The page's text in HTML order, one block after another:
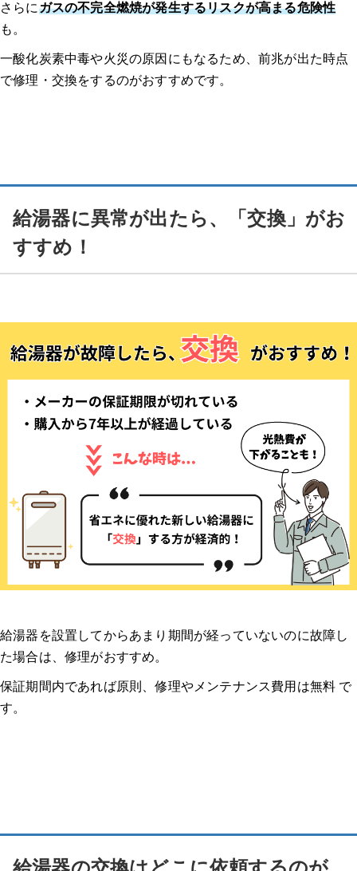
さらにガスの不完全燃焼が発生するリスクが高まる危険性
も。
一酸化炭素中毒や火災の原因にもなるため、前兆が出た時点
で修理・交換をするのがおすすめです。
給湯器に異常が出たら、「交換」がお
すすめ！
給湯器を設置してからあまり期間が経っていないのに故障し
た場合は、修理がおすすめ。
保証期間内であれば原則、修理やメンテナンス費用は無料 で
す。